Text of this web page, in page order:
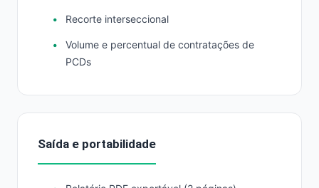
Recorte interseccional
Volume e percentual de contratações de
PCDs
Saída e portabilidade